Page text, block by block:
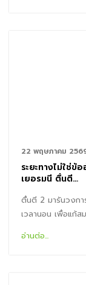
22 พฤษภาคม
ระยะทางไม่ใช่
เยอรมนี ตื่นตี…
ตื่นตี 2 มารันวงกา
เวลานอน เพื่อแก้ส
อ่านต่อ...